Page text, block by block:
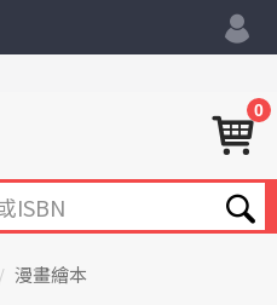
0
漫畫繪本